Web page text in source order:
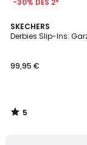
-30% DÈS 2*
SKECHERS
Derbies Slip-Ins:
99,95 €
5
/
5
/